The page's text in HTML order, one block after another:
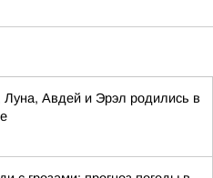
Авдей и Эрэл родились в